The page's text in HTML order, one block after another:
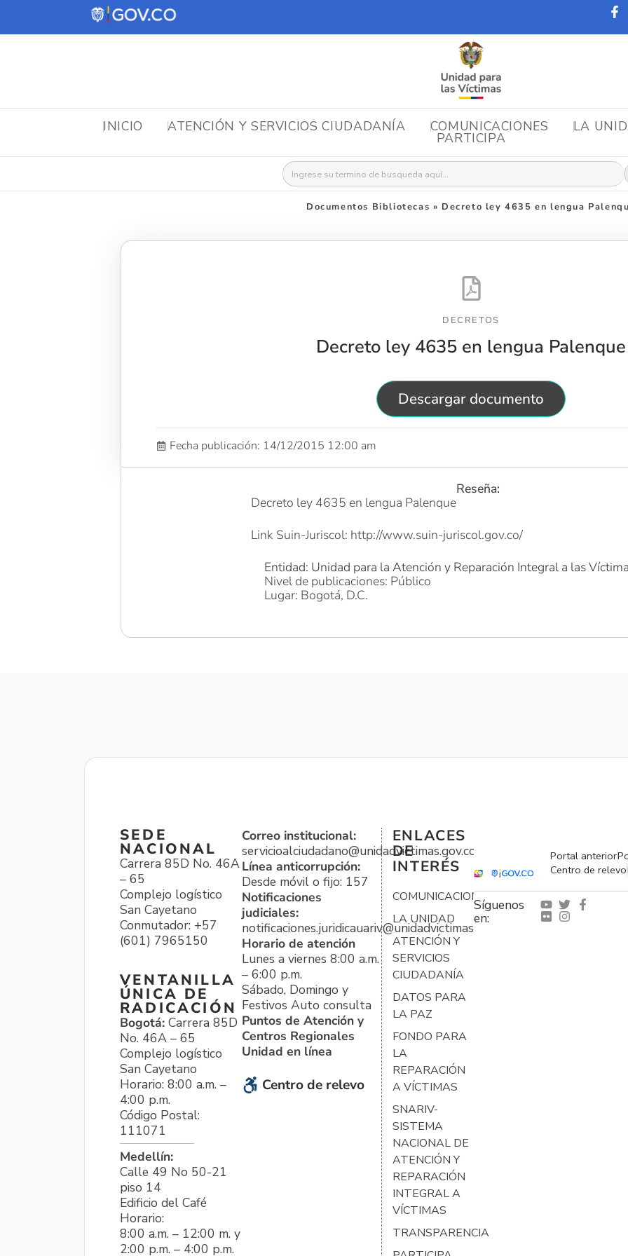
INICIO ATENCIÓN Y SERVICIOS CIUDADANÍA COMUNICACIONES LA
PARTICIPA
Buscar:
Documentos Bibliotecas » Decreto ley 4635 en lengua
DECRETOS
Decreto ley 4635 en lengua Palenque
Descargar documento
Fecha publicación: 14/12/2015 12:00 am
Reseña:
Decreto ley 4635 en lengua Palenque
Link Suin-Juriscol: http://www.suin-juriscol.gov.co/
Entidad: Unidad para la Atención y Reparación Integral a las
Nivel de publicaciones: Público
Lugar: Bogotá, D.C.
SEDE
NACIONAL
Carrera 85D No. 46A
– 65
Complejo logístico
San Cayetano
Conmutador: +57
(601) 7965150
VENTANILLA
ÚNICA DE
RADICACIÓN
Bogotá: Carrera 85D
No. 46A – 65
Complejo logístico
San Cayetano
Horario: 8:00 a.m. –
4:00 p.m.
Código Postal:
111071
Medellín:
Calle 49 No 50-21
piso 14
Edificio del Café
Horario:
8:00 a.m. – 12:00 m. y
2:00 p.m. – 4:00 p.m.
Correo institucional:
servicioalciudadano@unidadvictimas.gov.co
Línea anticorrupción:
Desde móvil o fijo: 157
Notificaciones
judiciales:
notificaciones.juridicauariv@unidadvictimas.gov.co
Horario de atención
Lunes a viernes 8:00 a.m.
– 6:00 p.m.
Sábado, Domingo y
Festivos Auto consulta
Puntos de Atención y
Centros Regionales
Unidad en línea
Centro de relevo
ENLACES
DE
INTERÉS
COMUNICACIONES
LA UNIDAD
ATENCIÓN Y
SERVICIOS
CIUDADANÍA
DATOS PARA
LA PAZ
FONDO PARA
LA
REPARACIÓN
A VÍCTIMAS
SNARIV-
SISTEMA
NACIONAL DE
ATENCIÓN Y
REPARACIÓN
INTEGRAL A
VÍCTIMAS
TRANSPARENCIA
Portal anterior
Centro de relevo
Síguenos
en: